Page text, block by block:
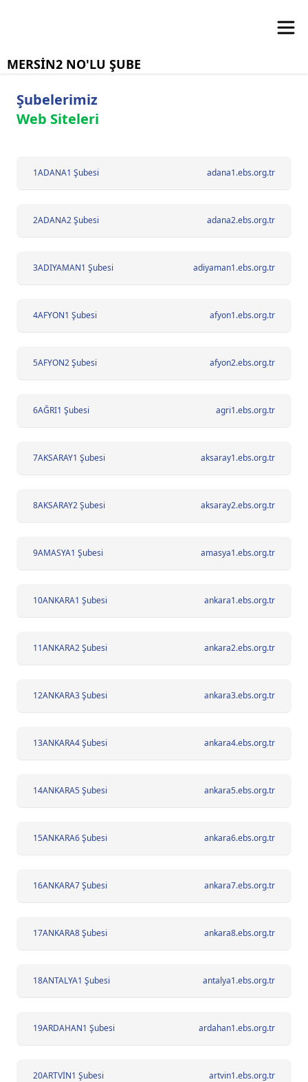
MERSİN2 NO'LU ŞUBE
Şubelerimiz
Web Siteleri
1ADANA1 Şubesi adana1.ebs.org.tr
2ADANA2 Şubesi adana2.ebs.org.tr
3ADIYAMAN1 Şubesi adiyaman1.ebs.org.tr
4AFYON1 Şubesi afyon1.ebs.org.tr
5AFYON2 Şubesi afyon2.ebs.org.tr
6AĞRI1 Şubesi agri1.ebs.org.tr
7AKSARAY1 Şubesi aksaray1.ebs.org.tr
8AKSARAY2 Şubesi aksaray2.ebs.org.tr
9AMASYA1 Şubesi amasya1.ebs.org.tr
10ANKARA1 Şubesi ankara1.ebs.org.tr
11ANKARA2 Şubesi ankara2.ebs.org.tr
12ANKARA3 Şubesi ankara3.ebs.org.tr
13ANKARA4 Şubesi ankara4.ebs.org.tr
14ANKARA5 Şubesi ankara5.ebs.org.tr
15ANKARA6 Şubesi ankara6.ebs.org.tr
16ANKARA7 Şubesi ankara7.ebs.org.tr
17ANKARA8 Şubesi ankara8.ebs.org.tr
18ANTALYA1 Şubesi antalya1.ebs.org.tr
19ARDAHAN1 Şubesi ardahan1.ebs.org.tr
20ARTVİN1 Şubesi artvin1.ebs.org.tr